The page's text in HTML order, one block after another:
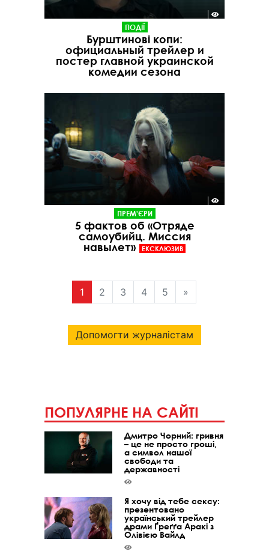
ПОДІЇ
Бурштинові копи:
официальный трейлер и
постер главной украинской
комедии сезона
ПРЕМ'ЄРИ
5 фактов об «Отряде
самоубийц. Миссия
навылет»
ЕКСКЛЮЗИВ
1 2 3 4 5 »
Допомогти журналістам
ПОПУЛЯРНЕ НА САЙТІ
Дмитро Чорний: гривня
– це не просто гроші,
а символ нашої
свободи та
державності
Я хочу від тебе сексу:
презентовано
український трейлер
драми Ґреґґа Аракі з
Олівією Вайлд